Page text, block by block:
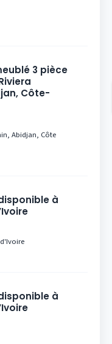
3 pièce
Côte-
Abidjan, Côte
à
à